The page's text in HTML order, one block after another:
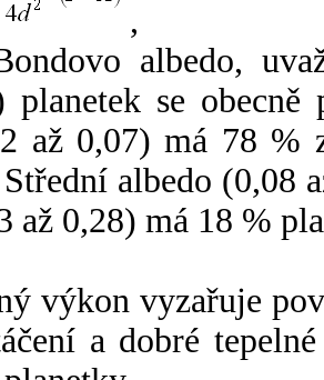
,
albedo,
planetek se
až 0,07) má 78 %
albedo (0,08
až 0,28) má 18 %
výkon vyzařuje
a dobré